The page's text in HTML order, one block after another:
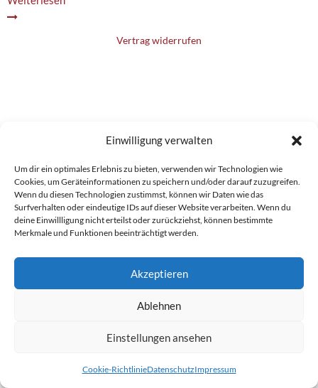
Einwilligung verwalten
Um dir ein optimales Erlebnis zu bieten, verwenden wir Technologien wie
Cookies, um Geräteinformationen zu speichern und/oder darauf zuzugreifen.
Wenn du diesen Technologien zustimmst, können wir Daten wie das
Surfverhalten oder eindeutige IDs auf dieser Website verarbeiten. Wenn du
deine Einwillligung nicht erteilst oder zurückziehst, können bestimmte
Merkmale und Funktionen beeinträchtigt werden.
Akzeptieren
Ablehnen
Einstellungen ansehen
Cookie-RichtlinieDatenschutzImpressum
Vertrag widerrufen